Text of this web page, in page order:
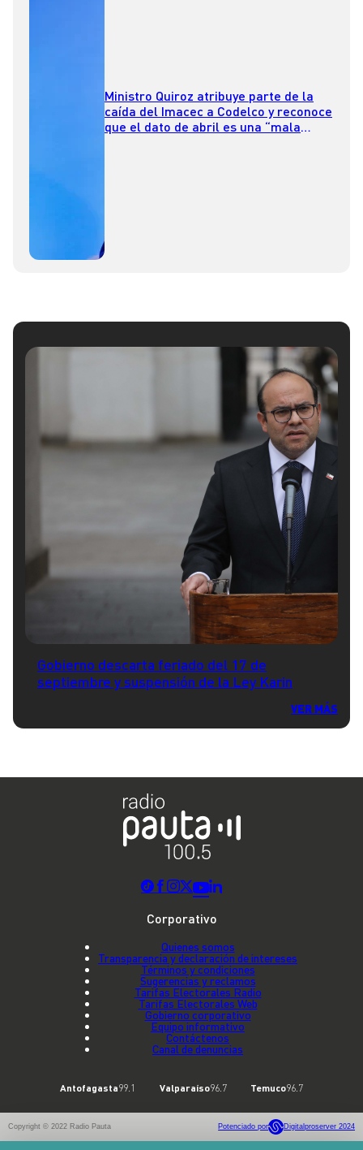
Ministro Quiroz atribuye parte de la
caída del Imacec a Codelco y reconoce
que el dato de abril es una “mala
Gobierno descarta feriado del 17 de
septiembre y suspensión de la Ley Karin
VER MÁS
Corporativo
Quienes somos
Transparencia y declaración de intereses
Términos y condiciones
Sugerencias y reclamos
Tarifas Electorales Radio
Tarifas Electorales Web
Gobierno corporativo
Equipo informativo
Contáctenos
Canal de denuncias
Antofagasta99.1 Valparaíso96.7 Temuco96.7
Copyright © 2022 Radio Pauta Potenciado por Digitalproserver 2024